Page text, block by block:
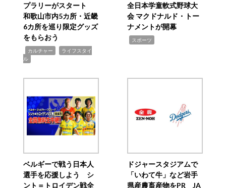
プラリーがスタート
和歌山市内5カ所・近畿
6カ所を巡り限定グッズ
をもらおう
カルチャー
ライフスタイ
ル
全日本学童軟式野球大
会 マクドナルド・トー
ナメントが開幕
スポーツ
ベルギーで戦う日本人
選手を応援しよう シ
ント＝トロイデン戦全
ドジャースタジアムで
「いわて牛」など岩手
県産農畜産物をPR JA